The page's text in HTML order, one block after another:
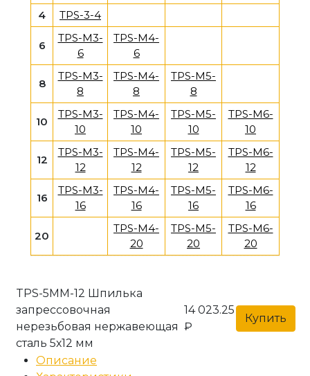
4
TPS-3-4
6
TPS-M3-
6
TPS-M4-
6
8
TPS-M3-
8
TPS-M4-
8
TPS-M5-
8
10
TPS-M3-
10
TPS-M4-
10
TPS-M5-
10
TPS-M6-
10
12
TPS-M3-
12
TPS-M4-
12
TPS-M5-
12
TPS-M6-
12
16
TPS-M3-
16
TPS-M4-
16
TPS-M5-
16
TPS-M6-
16
20
TPS-M4-
20
TPS-M5-
20
TPS-M6-
20
TPS-5MM-12 Шпилька
запрессовочная
нерезьбовая нержавеющая
сталь 5х12 мм
14 023.25
₽
Купить
Описание